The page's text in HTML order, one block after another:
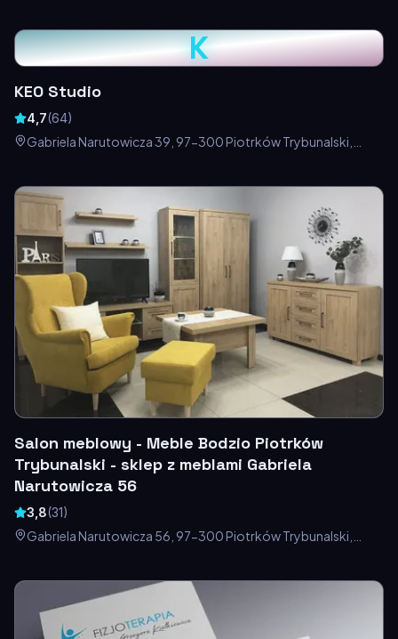
K
KEO Studio
4,7(64)
Gabriela Narutowicza 39, 97-300 Piotrków Trybunalski,
Salon meblowy - Meble Bodzio Piotrków
Trybunalski - sklep z meblami Gabriela
Narutowicza 56
3,8(31)
Gabriela Narutowicza 56, 97-300 Piotrków Trybunalski,